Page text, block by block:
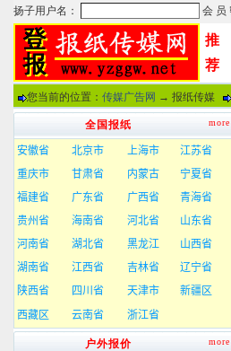
推
荐
您当前的位置： 传媒广告网 → 报纸传媒
more
全国报纸
more
户外报价